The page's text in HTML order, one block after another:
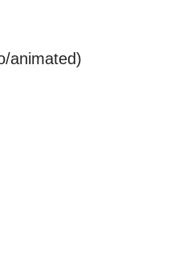
animated)